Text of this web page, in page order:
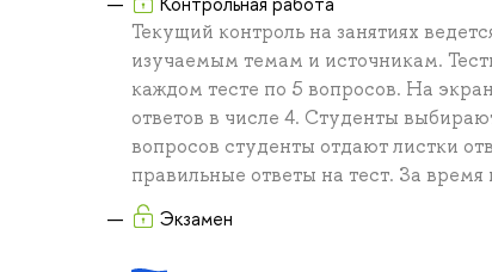
Текущий контроль на занятиях
изучаемым темам и источникам.
каждом тесте по 5 вопросов. На
ответов в числе 4. Студенты
вопросов студенты отдают листки
правильные ответы на тест. За
Экзамен